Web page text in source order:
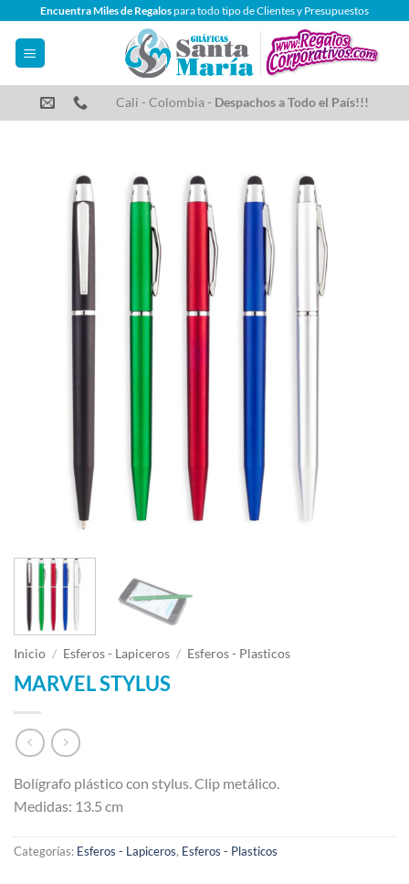
contenido
Encuentra Miles de Regalospara todo tipo de Clientes y Presupuestos
Cali - Colombia - Despachos a Todo el País!!!
Inicio / Esferos - Lapiceros / Esferos - Plasticos
MARVEL STYLUS
Bolígrafo plástico con stylus. Clip metálico.
Medidas: 13.5 cm
Categorías: Esferos - Lapiceros, Esferos - Plasticos